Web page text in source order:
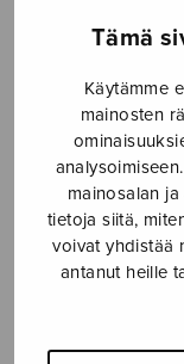
Tämä
Käytämme
mainosten
mainosalan
tietoja siitä,
voivat yhdistää
antanut heille
Etusivu ›
Adeste